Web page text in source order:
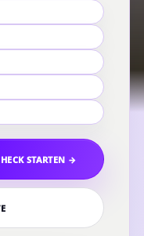
STARTEN →